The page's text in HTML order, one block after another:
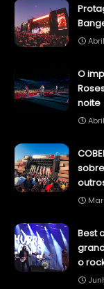
O
noite
Best
o